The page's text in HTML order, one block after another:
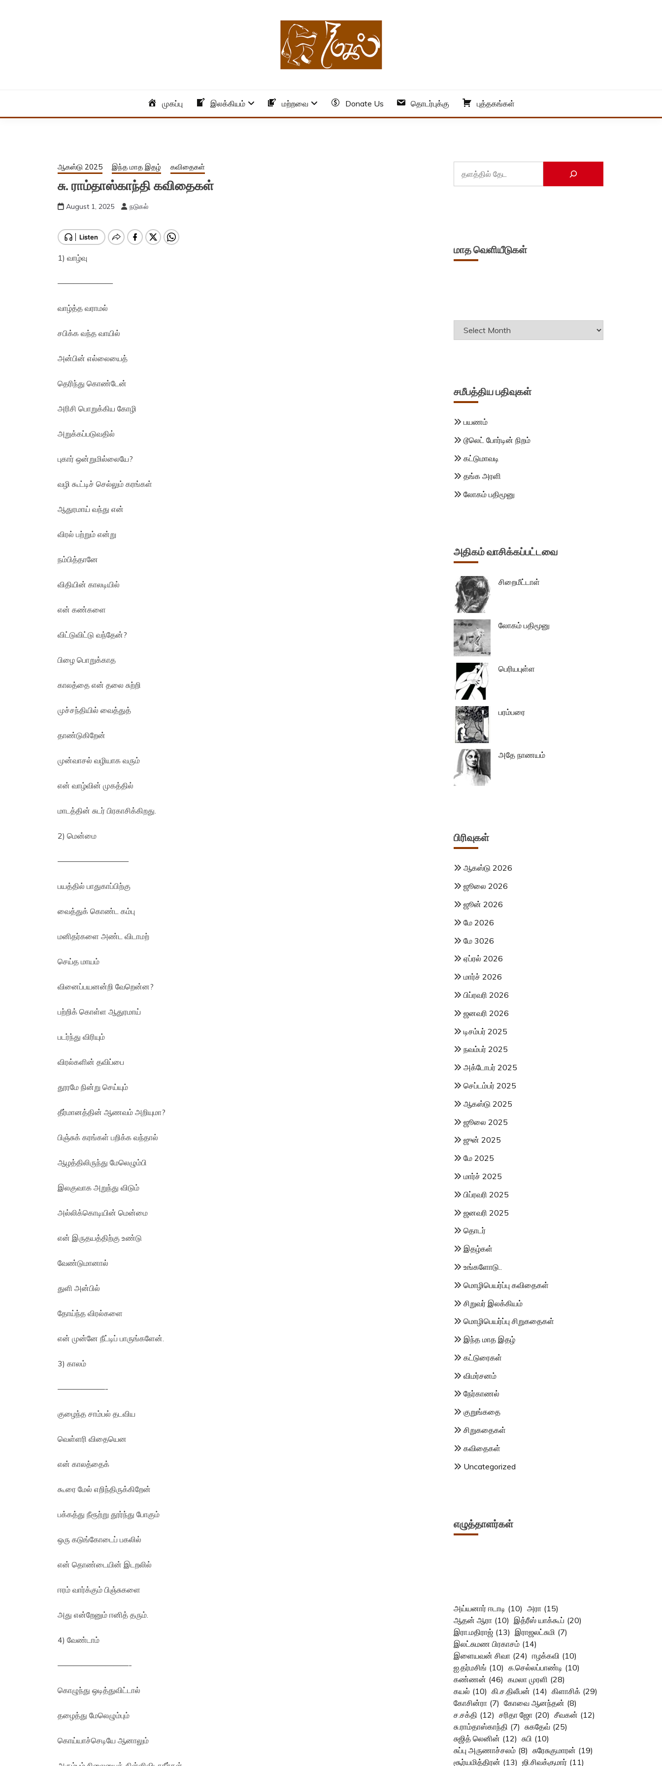
முகப்பு இலக்கியம் மற்றவை Donate Us தொடர்புக்கு புத்தகங்கள்
ஆகஸ்டு 2025 இந்த மாத இதழ் கவிதைகள்
சு. ராம்தாஸ்காந்தி கவிதைகள்
August 1, 2025 நடுகல்
1) வாழ்வு
———————
வாழ்த்த வராமல்
சபிக்க வந்த வாயில்
அன்பின் எல்லையைத்
தெரிந்து கொண்டேன்
அரிசி பொறுக்கிய கோழி
அறுக்கப்படுவதில்
புகார் ஒன்றுமில்லையே?
வழி கூட்டிச் செல்லும் கரங்கள்
ஆதுரமாய் வந்து என்
விரல் பற்றும் என்று
நம்பித்தானே
விதியின் காலடியில்
என் கண்களை
விட்டுவிட்டு வந்தேன்?
பிழை பொறுக்காத
காலத்தை என் தலை சுற்றி
முச்சந்தியில் வைத்துத்
தாண்டுகிறேன்
முன்வாசல் வழியாக வரும்
என் வாழ்வின் முகத்தில்
மாடத்தின் சுடர் பிரகாசிக்கிறது.
2) மென்மை
—————————
பயத்தில் பாதுகாப்பிற்கு
வைத்துக் கொண்ட கம்பு
மனிதர்களை அண்ட விடாமற்
செய்த மாயம்
வினைப்பயனன்றி வேறென்ன?
பற்றிக் கொள்ள ஆதுரமாய்
படர்ந்து விரியும்
விரல்களின் தவிப்பை
தூரமே நின்று செய்யும்
தீர்மானத்தின் ஆணவம் அறியுமா?
பிஞ்சுக் கரங்கள் பறிக்க வந்தால்
ஆழத்திலிருந்து மேலெழும்பி
இலகுவாக அறுந்து விடும்
அல்லிக்கொடியின் மென்மை
என் இருதயத்திற்கு உண்டு
வேண்டுமானால்
துளி அன்பில்
தோய்ந்த விரல்களை
என் முன்னே நீட்டிப் பாருங்களேன்.
3) காலம்
——————-
குழைந்த சாம்பல் தடவிய
வெள்ளரி விதையென
என் காலத்தைக்
கூரை மேல் எறிந்திருக்கிறேன்
பக்கத்து நீரூற்று தூர்ந்து போகும்
ஒரு கடுங்கோடைப் பகலில்
என் தொண்டையின் இடறலில்
ஈரம் வார்க்கும் பிஞ்சுகளை
அது என்றேனும் ஈனித் தரும்.
4) வேண்டாம்
—————————-
கொழுந்து ஒடித்துவிட்டால்
தழைத்து மேலெழும்பும்
கொய்யாச்செடியே ஆனாலும்
மாத வெளியீடுகள்
Archives
சமீபத்திய பதிவுகள்
பயணம்
டூலெட் போர்டின் நிறம்
கட்டுமாவடி
தங்க அரளி
லோகம் பதிமூனு
அதிகம் வாசிக்கப்பட்டவை
சிறைமீட்டாள்
லோகம் பதிமூனு
பெரியபுள்ள
பரம்பரை
அதே நாணயம்
பிரிவுகள்
ஆகஸ்டு 2026
ஜூலை 2026
ஜூன் 2026
மே 2026
மே 3026
ஏப்ரல் 2026
மார்ச் 2026
பிப்ரவரி 2026
ஜனவரி 2026
டிசம்பர் 2025
நவம்பர் 2025
அக்டோபர் 2025
செப்டம்பர் 2025
ஆகஸ்டு 2025
ஜூலை 2025
ஜுன் 2025
மே 2025
மார்ச் 2025
பிப்ரவரி 2025
ஜனவரி 2025
தொடர்
இதழ்கள்
உங்களோடு..
மொழிபெயர்ப்பு கவிதைகள்
சிறுவர் இலக்கியம்
மொழிபெயர்ப்பு சிறுகதைகள்
இந்த மாத இதழ்
கட்டுரைகள்
விமர்சனம்
நேர்காணல்
குறுங்கதை
சிறுகதைகள்
கவிதைகள்
Uncategorized
எழுத்தாளர்கள்
அய்யனார் ஈடாடி (10) அரா (15)
ஆதன் ஆரா (10) இத்ரீஸ் யாக்கூப் (20)
இரா.மதிராஜ் (13) இராஜலட்சுமி (7)
இலட்சுமண பிரகாசம் (14)
இளையவன் சிவா (24) ஈழக்கவி (10)
ஐ.தர்மசிங் (10) க.செல்லப்பாண்டி (10)
கண்ணன் (46) கமலா முரளி (28)
கயல் (10) கி.ச.திலீபன் (14) கிளாசிக் (29)
கோசின்ரா (7) கோவை ஆனந்தன் (8)
ச.சக்தி (12) சரிதா ஜோ (20) சீவகன் (12)
சு.ராம்தாஸ்காந்தி (7) சுகதேவ் (25)
சுஜித் லெனின் (12) சுபி (10)
சுப்பு அருணாச்சலம் (8) சுரேசுகுமாரன் (19)
சூர்யமித்திரன் (13) ஜி.சிவக்குமார் (11)